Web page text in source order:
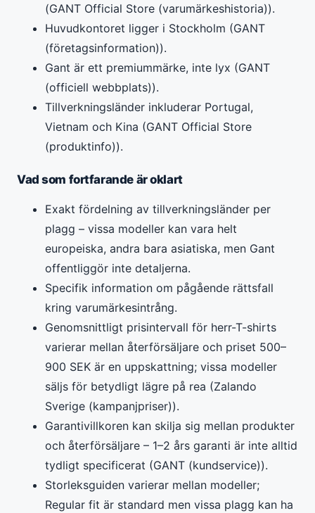
(GANT Official Store (varumärkeshistoria)).
Huvudkontoret ligger i Stockholm (GANT
(företagsinformation)).
Gant är ett premiummärke, inte lyx (GANT
(officiell webbplats)).
Tillverkningsländer inkluderar Portugal,
Vietnam och Kina (GANT Official Store
(produktinfo)).
Vad som fortfarande är oklart
Exakt fördelning av tillverkningsländer per
plagg – vissa modeller kan vara helt
europeiska, andra bara asiatiska, men Gant
offentliggör inte detaljerna.
Specifik information om pågående rättsfall
kring varumärkesintrång.
Genomsnittligt prisintervall för herr-T-shirts
varierar mellan återförsäljare och priset 500–
900 SEK är en uppskattning; vissa modeller
säljs för betydligt lägre på rea (Zalando
Sverige (kampanjpriser)).
Garantivillkoren kan skilja sig mellan produkter
och återförsäljare – 1–2 års garanti är inte alltid
tydligt specificerat (GANT (kundservice)).
Storleksguiden varierar mellan modeller;
Regular fit är standard men vissa plagg kan ha